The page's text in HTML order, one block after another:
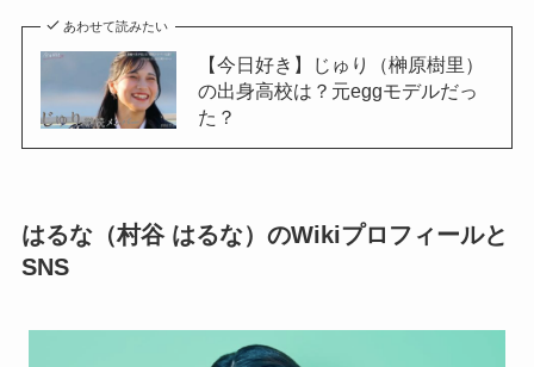
あわせて読みたい
【今日好き】じゅり（榊原樹里）
の出身高校は？元eggモデルだっ
た？
はるな（村谷 はるな）のWikiプロフィールと
SNS